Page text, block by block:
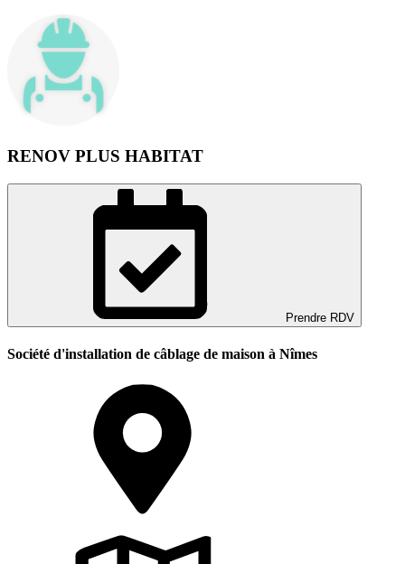
RENOV PLUS HABITAT
Prendre RDV
Société d'installation de câblage de maison à Nîmes